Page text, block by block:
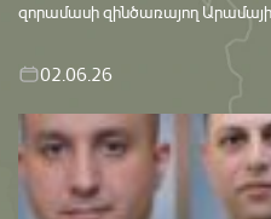
զորամասի զինծառայող
02.06.26